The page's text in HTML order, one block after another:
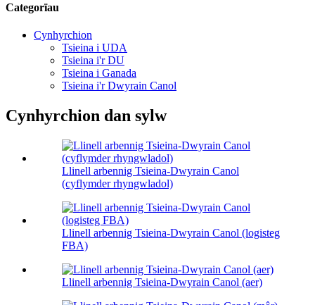
Categorïau
Cynhyrchion
Tsieina i UDA
Tsieina i'r DU
Tsieina i Ganada
Tsieina i'r Dwyrain Canol
Cynhyrchion dan sylw
Llinell arbennig Tsieina-Dwyrain Canol
(cyflymder rhyngwladol)
Llinell arbennig Tsieina-Dwyrain Canol (logisteg
FBA)
Llinell arbennig Tsieina-Dwyrain Canol (aer)